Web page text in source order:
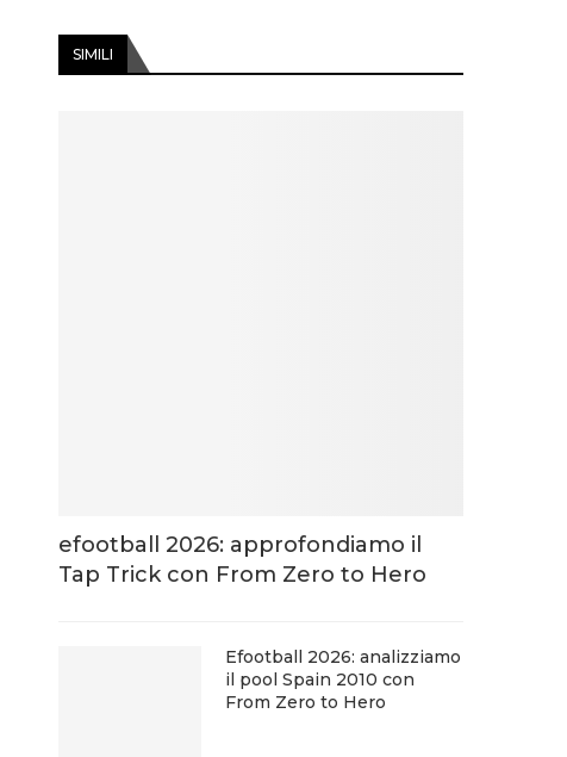
SIMILI
efootball 2026: approfondiamo il
Tap Trick con From Zero to Hero
Efootball 2026: analizziamo
il pool Spain 2010 con
From Zero to Hero